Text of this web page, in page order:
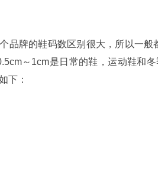
品牌的鞋码数区别很大，所以一
～1cm是日常的鞋，运动鞋和
下：